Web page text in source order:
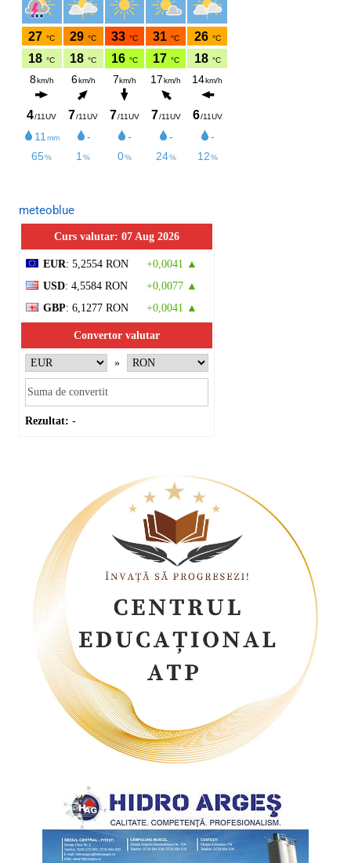
meteoblue
Curs valutar: 07 Aug 2026
EUR: 5,2554 RON
+0,0041 ▲
USD: 4,5584 RON
+0,0077 ▲
GBP: 6,1277 RON +0,0041 ▲
Convertor valutar
»
Rezultat: -